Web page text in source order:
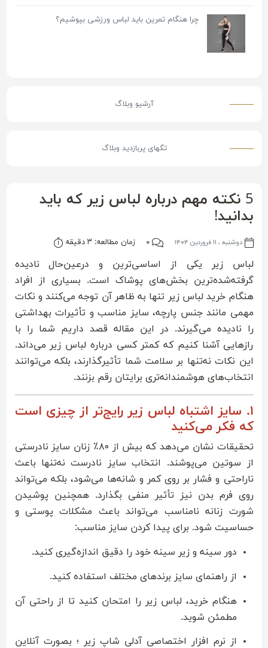
چرا هنگام تمرین باید لباس ورزشی بپوشیم؟
آرشیو وبلاگ
تگ‎های پربازدید وبلاگ
5 نکته مهم درباره لباس زیر که باید
بدانید!
دوشنبه ، ۱۱ فروردین ۱۴۰۴ ۰ زمان مطالعه: ۳ دقیقه
لباس زیر یکی از اساسی‌ترین و درعین‌حال نادیده
گرفته‌شده‌ترین بخش‌های پوشاک است. بسیاری از افراد
هنگام خرید لباس زیر تنها به ظاهر آن توجه می‌کنند و نکات
مهمی مانند جنس پارچه، سایز مناسب و تأثیرات بهداشتی
را نادیده می‌گیرند. در این مقاله قصد داریم شما را با
رازهایی آشنا کنیم که کمتر کسی درباره لباس زیر می‌داند.
این نکات نه‌تنها بر سلامت شما تأثیرگذارند، بلکه می‌توانند
انتخاب‌های هوشمندانه‌تری برایتان رقم بزنند.
۱. سایز اشتباه لباس زیر رایج‌تر از چیزی است
که فکر می‌کنید
تحقیقات نشان می‌دهد که بیش از ۸۰٪ زنان سایز نادرستی
از سوتین می‌پوشند. انتخاب سایز نادرست نه‌تنها باعث
ناراحتی و فشار بر روی کمر و شانه‌ها می‌شود، بلکه می‌تواند
روی فرم بدن نیز تأثیر منفی بگذارد. همچنین پوشیدن
شورت زنانه نامناسب می‌تواند باعث مشکلات پوستی و
حساسیت شود. برای پیدا کردن سایز مناسب:
دور سینه و زیر سینه خود را دقیق اندازه‌گیری کنید.
از راهنمای سایز برندهای مختلف استفاده کنید.
هنگام خرید، لباس زیر را امتحان کنید تا از راحتی آن
مطمئن شوید.
از نرم افزار اختصاصی آدلی شاپ زیر ؛ بصورت آنلاین